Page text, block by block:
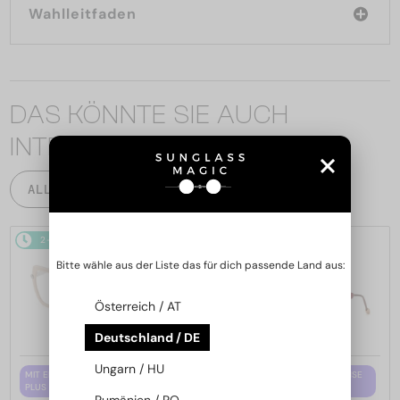
Wahlleitfaden
DAS KÖNNTE SIE AUCH
INTERESSIEREN
ALLE PRODUKTE
2-4 WERKTAGE
MIT EINER EINSTÄRKENGLASLINSE
PLUS 65 EUR
MIT EINER EINSTÄRKENGLASLINSE
Bitte wähle aus der Liste das für dich passende Land aus:
Österreich / AT
Deutschland / DE
Ungarn / HU